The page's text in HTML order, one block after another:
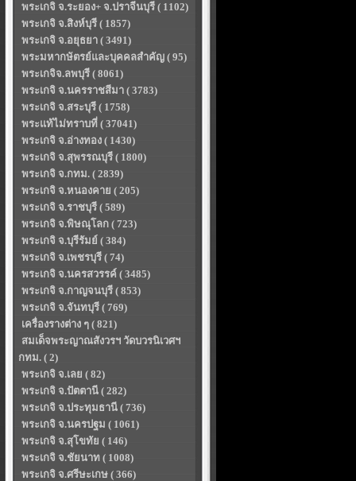
พระเกจิ จ.ระยอง+ จ.ปราจีนบุรี ( 1102)
พระเกจิ จ.สิงห์บุรี ( 1857)
พระเกจิ จ.อยุธยา ( 3491)
พระมหากษัตรย์และบุคคลสำคัญ ( 95)
พระเกจิจ.ลพบุรี ( 8061)
พระเกจิ จ.นครราชสีมา ( 3783)
พระเกจิ จ.สระบุรี ( 1758)
พระแท้ไม่ทราบที่ ( 37041)
พระเกจิ จ.อ่างทอง ( 1430)
พระเกจิ จ.สุพรรณบุรี ( 1800)
พระเกจิ จ.กทม. ( 2839)
พระเกจิ จ.หนองคาย ( 205)
พระเกจิ จ.ราชบุรี ( 589)
พระเกจิ จ.พิษณุโลก ( 723)
พระเกจิ จ.บุรีรัมย์ ( 384)
พระเกจิ จ.เพชรบุรี ( 74)
พระเกจิ จ.นครสวรรค์ ( 3485)
พระเกจิ จ.กาญจนบุรี ( 853)
พระเกจิ จ.จันทบุรี ( 769)
เครื่องรางต่าง ๆ ( 821)
สมเด็จพระญาณสังวรฯ วัดบวรนิเวศฯ
กทม. ( 2)
พระเกจิ จ.เลย ( 82)
พระเกจิ จ.ปัตตานี ( 282)
พระเกจิ จ.ประทุมธานี ( 736)
พระเกจิ จ.นครปฐม ( 1061)
พระเกจิ จ.สุโขทัย ( 146)
พระเกจิ จ.ชัยนาท ( 1008)
พระเกจิ จ.ศรีษะเกษ ( 366)